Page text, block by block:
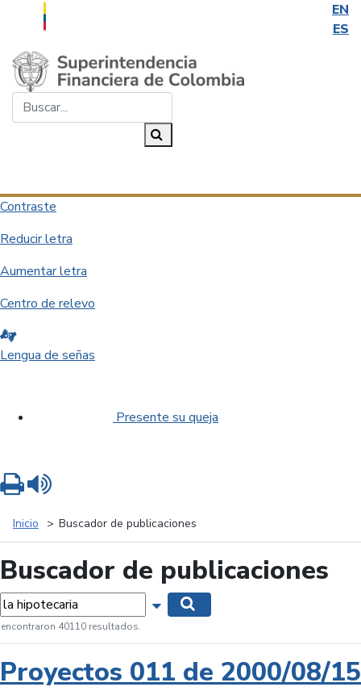
EN
ES
Saltar al contenido principal
Contraste
Reducir letra
Aumentar letra
Centro de relevo
Lengua de señas
Presente su queja
Inicio Buscador de publicaciones
Buscador de publicaciones
Mostrar opciones de búsqueda
encontraron 40110 resultados.
Proyectos 011 de 2000/08/15
Imprimir